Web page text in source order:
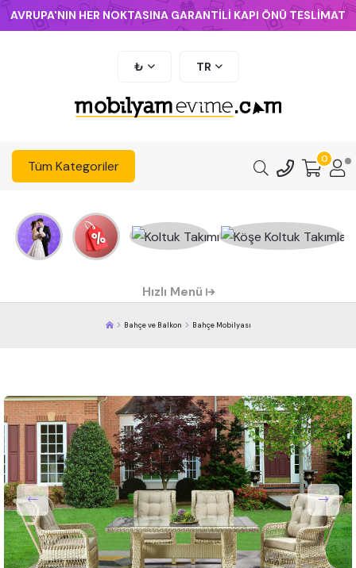
AVRUPA'NIN HER NOKTASINA GARANTİLİ KAPI ÖNÜ TESLİMAT
₺ TR
Tüm Kategoriler 0
Hızlı Menü
Bahçe ve Balkon Bahçe Mobilyası